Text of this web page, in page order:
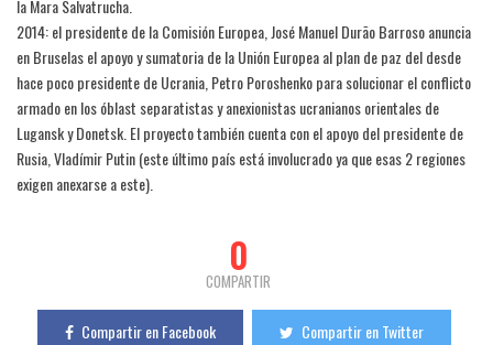
la Mara Salvatrucha.
2014: el presidente de la Comisión Europea, José Manuel Durão Barroso anuncia
en Bruselas el apoyo y sumatoria de la Unión Europea al plan de paz del desde
hace poco presidente de Ucrania, Petro Poroshenko para solucionar el conflicto
armado en los óblast separatistas y anexionistas ucranianos orientales de
Lugansk y Donetsk. El proyecto también cuenta con el apoyo del presidente de
Rusia, Vladímir Putin (este último país está involucrado ya que esas 2 regiones
exigen anexarse a este).
0
COMPARTIR
Compartir en Facebook Compartir en Twitter